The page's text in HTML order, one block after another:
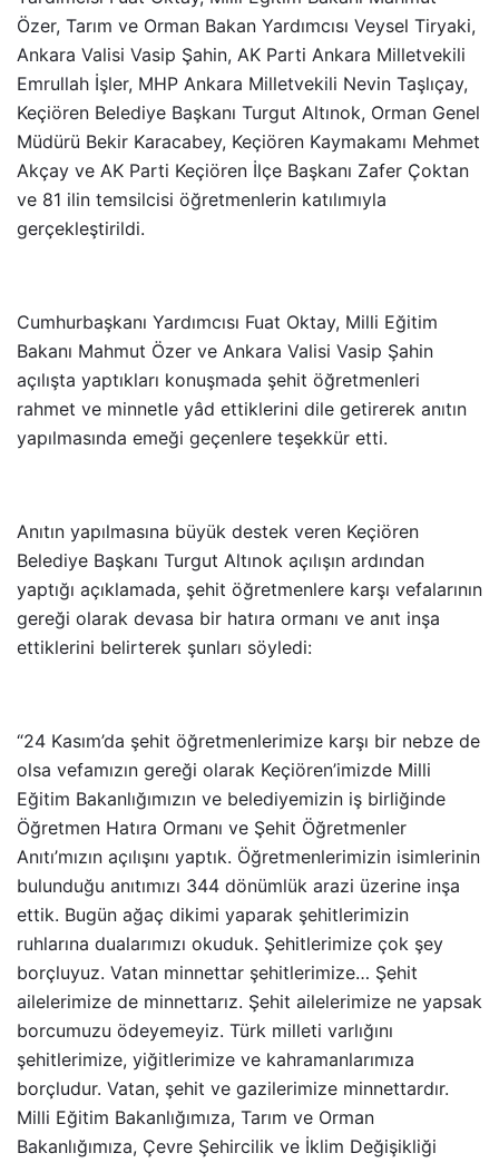
Özer, Tarım ve Orman Bakan Yardımcısı Veysel Tiryaki,
Ankara Valisi Vasip Şahin, AK Parti Ankara Milletvekili
Emrullah İşler, MHP Ankara Milletvekili Nevin Taşlıçay,
Keçiören Belediye Başkanı Turgut Altınok, Orman Genel
Müdürü Bekir Karacabey, Keçiören Kaymakamı Mehmet
Akçay ve AK Parti Keçiören İlçe Başkanı Zafer Çoktan
ve 81 ilin temsilcisi öğretmenlerin katılımıyla
gerçekleştirildi.
Cumhurbaşkanı Yardımcısı Fuat Oktay, Milli Eğitim
Bakanı Mahmut Özer ve Ankara Valisi Vasip Şahin
açılışta yaptıkları konuşmada şehit öğretmenleri
rahmet ve minnetle yâd ettiklerini dile getirerek anıtın
yapılmasında emeği geçenlere teşekkür etti.
Anıtın yapılmasına büyük destek veren Keçiören
Belediye Başkanı Turgut Altınok açılışın ardından
yaptığı açıklamada, şehit öğretmenlere karşı vefalarının
gereği olarak devasa bir hatıra ormanı ve anıt inşa
ettiklerini belirterek şunları söyledi:
“24 Kasım’da şehit öğretmenlerimize karşı bir nebze de
olsa vefamızın gereği olarak Keçiören’imizde Milli
Eğitim Bakanlığımızın ve belediyemizin iş birliğinde
Öğretmen Hatıra Ormanı ve Şehit Öğretmenler
Anıtı’mızın açılışını yaptık. Öğretmenlerimizin isimlerinin
bulunduğu anıtımızı 344 dönümlük arazi üzerine inşa
ettik. Bugün ağaç dikimi yaparak şehitlerimizin
ruhlarına dualarımızı okuduk. Şehitlerimize çok şey
borçluyuz. Vatan minnettar şehitlerimize… Şehit
ailelerimize de minnettarız. Şehit ailelerimize ne yapsak
borcumuzu ödeyemeyiz. Türk milleti varlığını
şehitlerimize, yiğitlerimize ve kahramanlarımıza
borçludur. Vatan, şehit ve gazilerimize minnettardır.
Milli Eğitim Bakanlığımıza, Tarım ve Orman
Bakanlığımıza, Çevre Şehircilik ve İklim Değişikliği